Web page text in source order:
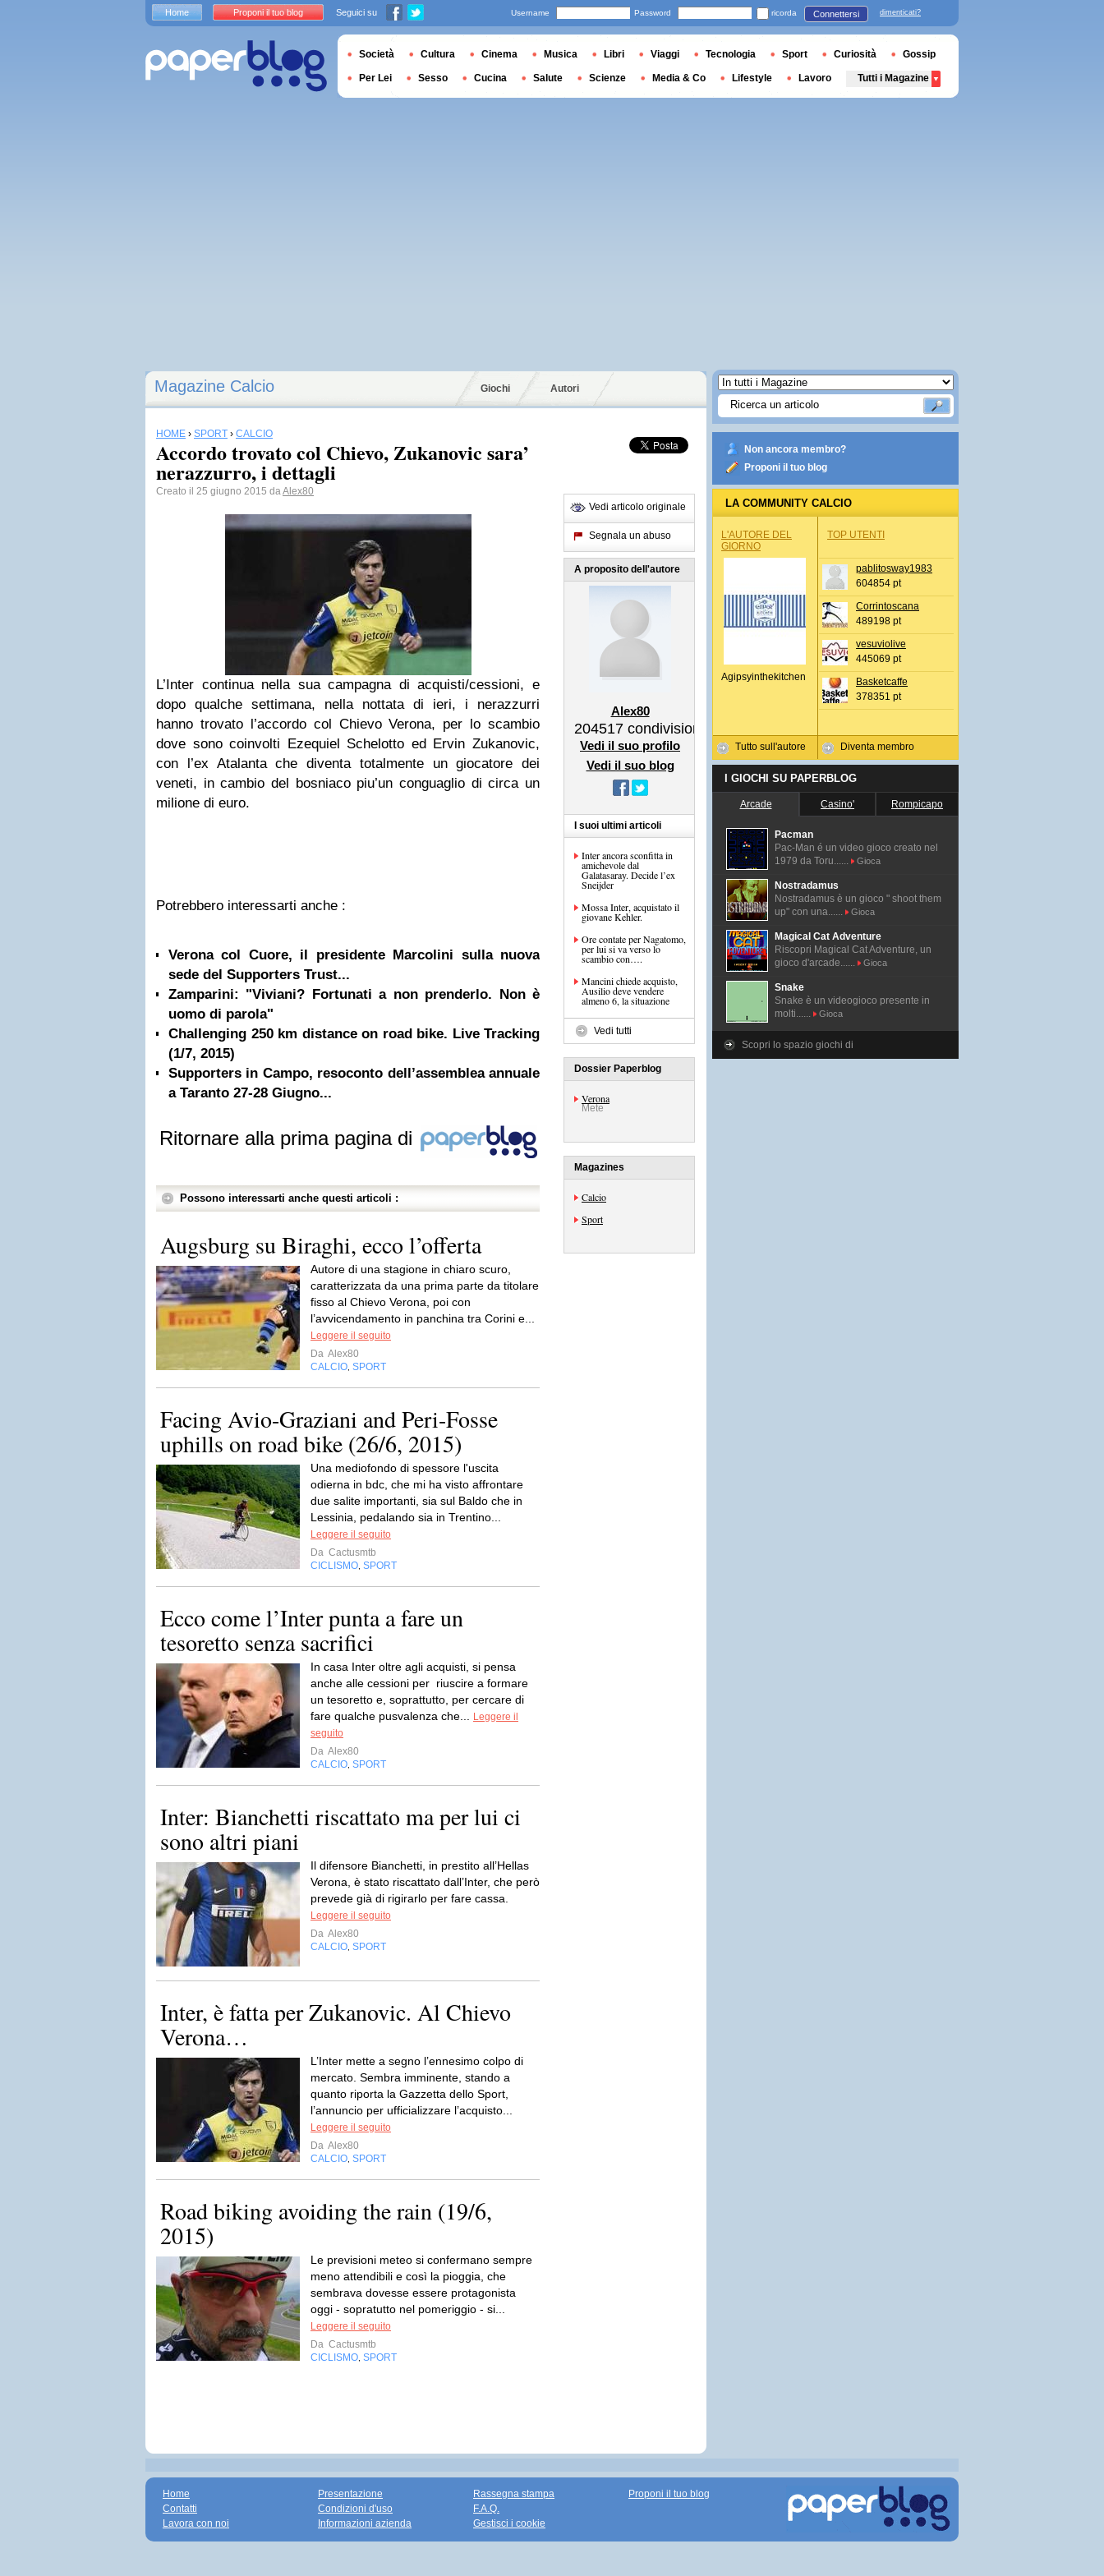
Magazine Calcio Giochi Autori
HOME › SPORT › CALCIO
Accordo trovato col Chievo, Zukanovic sara’
nerazzurro, i dettagli
Creato il 25 giugno 2015 daAlex80
L’Inter continua nella sua campagna di acquisti/cessioni, e
dopo qualche settimana, nella nottata di ieri, i nerazzurri
hanno trovato l’accordo col Chievo Verona, per lo scambio
dove sono coinvolti Ezequiel Schelotto ed Ervin Zukanovic,
con l’ex Atalanta che diventa totalmente un giocatore dei
veneti, in cambio del bosniaco piu’un conguaglio di circa un
milione di euro.
Potrebbero interessarti anche :
Verona col Cuore, il presidente Marcolini sulla nuova
sede del Supporters Trust...
Zamparini: "Viviani? Fortunati a non prenderlo. Non è
uomo di parola"
Challenging 250 km distance on road bike. Live Tracking
(1/7, 2015)
Supporters in Campo, resoconto dell’assemblea annuale
a Taranto 27-28 Giugno...
Ritornare alla prima pagina di
Possono interessarti anche questi articoli :
Augsburg su Biraghi, ecco l’offerta
Autore di una stagione in chiaro scuro,
caratterizzata da una prima parte da titolare
fisso al Chievo Verona, poi con
l’avvicendamento in panchina tra Corini e...
Leggere il seguito
Da Alex80
CALCIO SPORT
Facing Avio-Graziani and Peri-Fosse
uphills on road bike (26/6, 2015)
Una mediofondo di spessore l'uscita
odierna in bdc, che mi ha visto affrontare
due salite importanti, sia sul Baldo che in
Lessinia, pedalando sia in Trentino...
Leggere il seguito
Da Cactusmtb
CICLISMO SPORT
Ecco come l’Inter punta a fare un
tesoretto senza sacrifici
In casa Inter oltre agli acquisti, si pensa
anche alle cessioni per riuscire a formare
un tesoretto e, soprattutto, per cercare di
fare qualche pusvalenza che...
Leggere il
seguito
Da Alex80
CALCIO SPORT
Inter: Bianchetti riscattato ma per lui ci
sono altri piani
Il difensore Bianchetti, in prestito all’Hellas
Verona, è stato riscattato dall’Inter, che però
prevede già di rigirarlo per fare cassa.
Leggere il seguito
Da Alex80
CALCIO SPORT
Inter, è fatta per Zukanovic. Al Chievo
Verona…
L’Inter mette a segno l’ennesimo colpo di
mercato. Sembra imminente, stando a
quanto riporta la Gazzetta dello Sport,
l’annuncio per ufficializzare l’acquisto...
Leggere il seguito
Da Alex80
CALCIO SPORT
Road biking avoiding the rain (19/6,
2015)
Le previsioni meteo si confermano sempre
meno attendibili e così la pioggia, che
sembrava dovesse essere protagonista
oggi - sopratutto nel pomeriggio - si...
Leggere il seguito
Da Cactusmtb
CICLISMO SPORT
Vedi articolo originale
Segnala un abuso
A proposito dell'autore
Alex80
204517 condivisioni
Vedi il suo profilo
Vedi il suo blog
I suoi ultimi articoli
Inter ancora sconfitta in
amichevole dal
Galatasaray. Decide l’ex
Sneijder
Mossa Inter, acquistato il
giovane Kehler.
Ore contate per Nagatomo,
per lui si va verso lo
scambio con….
Mancini chiede acquisto,
Ausilio deve vendere
almeno 6, la situazione
Vedi tutti
Dossier Paperblog
Verona
Mete
Magazines
Calcio
Sport
Non ancora membro?
Proponi il tuo blog
LA COMMUNITY CALCIO
L'AUTORE DEL
GIORNO
Agipsyinthekitchen
Tutto sull'autore
TOP UTENTI
pablitosway1983
604854 pt
Corrintoscana
489198 pt
vesuviolive
445069 pt
Basketcaffe
378351 pt
Diventa membro
I GIOCHI SU PAPERBLOG
Arcade Casino' Rompicapo
Pacman
Pac-Man é un video gioco creato nel
1979 da Toru......
Gioca
Nostradamus
Nostradamus è un gioco " shoot them
up" con una......
Gioca
Magical Cat Adventure
Riscopri Magical Cat Adventure, un
gioco d'arcade......
Gioca
Snake
Snake è un videogioco presente in
molti......
Gioca
Scopri lo spazio giochi di
Home Proponi il tuo blog Seguici su Username Password ricorda Connettersi dimenticati?
Società Cultura Cinema Musica Libri Viaggi Tecnologia Sport Curiosità Gossip
Per Lei Sesso Cucina Salute Scienze Media & Co Lifestyle Lavoro Tutti i Magazine
Home
Contatti
Lavora con noi
Presentazione
Condizioni d'uso
Informazioni azienda
Rassegna stampa
F.A.Q.
Gestisci i cookie
Proponi il tuo blog